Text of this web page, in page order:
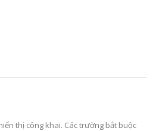
thị công khai. Các trường bắt buộc